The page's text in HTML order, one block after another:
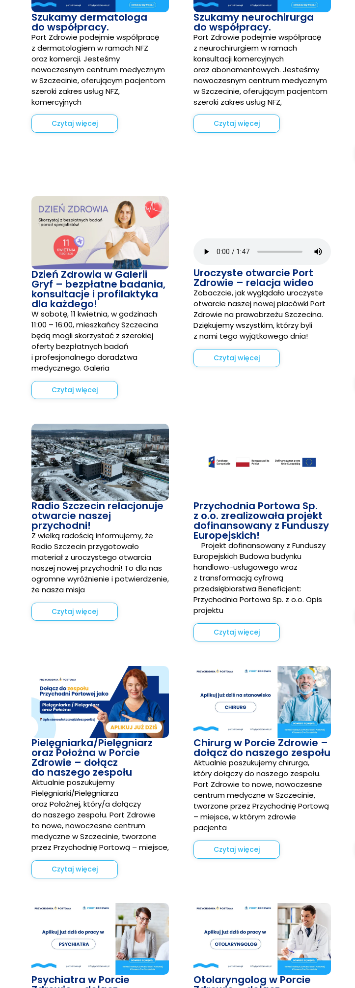
Szukamy dermatologa
do współpracy.
Port Zdrowie podejmie współpracę
z dermatologiem w ramach NFZ
oraz komercji. Jesteśmy
nowoczesnym centrum medycznym
w Szczecinie, oferującym pacjentom
szeroki zakres usług NFZ,
komercyjnych
Czytaj więcej
Szukamy neurochirurga
do współpracy.
Port Zdrowie podejmie współpracę
z neurochirurgiem w ramach
konsultacji komercyjnych
oraz abonamentowych. Jesteśmy
nowoczesnym centrum medycznym
w Szczecinie, oferującym pacjentom
szeroki zakres usług NFZ,
Czytaj więcej
Dzień Zdrowia w Galerii
Gryf – bezpłatne badania,
konsultacje i profilaktyka
dla każdego!
W sobotę, 11 kwietnia, w godzinach
11:00 – 16:00, mieszkańcy Szczecina
będą mogli skorzystać z szerokiej
oferty bezpłatnych badań
i profesjonalnego doradztwa
medycznego. Galeria
Czytaj więcej
Uroczyste otwarcie Port
Zdrowie – relacja wideo
Zobaczcie, jak wyglądało uroczyste
otwarcie naszej nowej placówki Port
Zdrowie na prawobrzeżu Szczecina.
Dziękujemy wszystkim, którzy byli
z nami tego wyjątkowego dnia!
Czytaj więcej
Radio Szczecin relacjonuje
otwarcie naszej
przychodni!
Z wielką radością informujemy, że
Radio Szczecin przygotowało
materiał z uroczystego otwarcia
naszej nowej przychodni! To dla nas
ogromne wyróżnienie i potwierdzenie,
że nasza misja
Czytaj więcej
Przychodnia Portowa Sp.
z o.o. zrealizowała projekt
dofinansowany z Funduszy
Europejskich!
Projekt dofinansowany z Funduszy
Europejskich Budowa budynku
handlowo-usługowego wraz
z transformacją cyfrową
przedsiębiorstwa Beneficjent:
Przychodnia Portowa Sp. z o.o. Opis
projektu
Czytaj więcej
Pielęgniarka/Pielęgniarz
oraz Położna w Porcie
Zdrowie – dołącz
do naszego zespołu
Aktualnie poszukujemy
Pielęgniarki/Pielęgniarza
oraz Położnej, który/a dołączy
do naszego zespołu. Port Zdrowie
to nowe, nowoczesne centrum
medyczne w Szczecinie, tworzone
przez Przychodnię Portową – miejsce,
Czytaj więcej
Chirurg w Porcie Zdrowie –
dołącz do naszego zespołu
Aktualnie poszukujemy chirurga,
który dołączy do naszego zespołu.
Port Zdrowie to nowe, nowoczesne
centrum medyczne w Szczecinie,
tworzone przez Przychodnię Portową
– miejsce, w którym zdrowie
pacjenta
Czytaj więcej
Psychiatra w Porcie Otolaryngolog w Porcie